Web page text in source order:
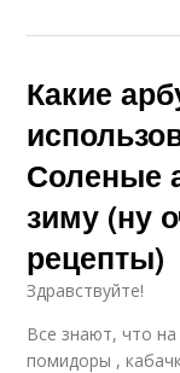
Какие
Соленые
зиму (ну
рецепты)
Здравствуйте!
Все знают, что
помидоры ,